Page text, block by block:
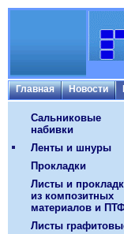
Главная Новости
Сальниковые
набивки
Ленты и шнуры
Прокладки
Листы и
из композитных
материалов и
Листы